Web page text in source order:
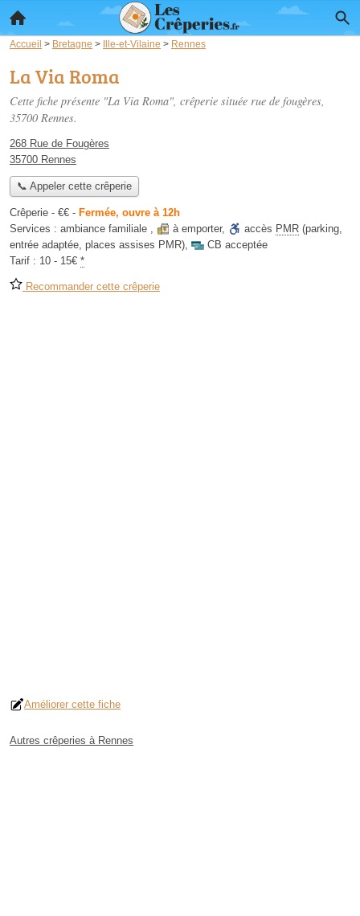
Accueil > Bretagne > Ille-et-Vilaine > Rennes
La Via Roma
Cette fiche présente "La Via Roma", crêperie située rue de fougères,
35700 Rennes.
268 Rue de Fougères
35700 Rennes
📞 Appeler cette crêperie
Crêperie - €€ - Fermée, ouvre à 12h
Services : ambiance familiale , à emporter, accès PMR (parking,
entrée adaptée, places assises PMR),
CB acceptée
Tarif : 10 - 15€ *
Recommander cette crêperie
Améliorer cette fiche
Autres crêperies à Rennes